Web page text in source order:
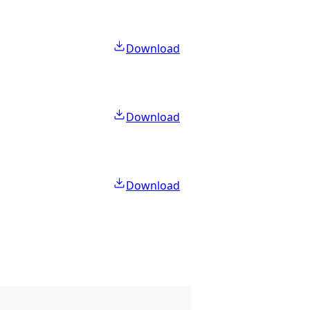
Download
Download
Download